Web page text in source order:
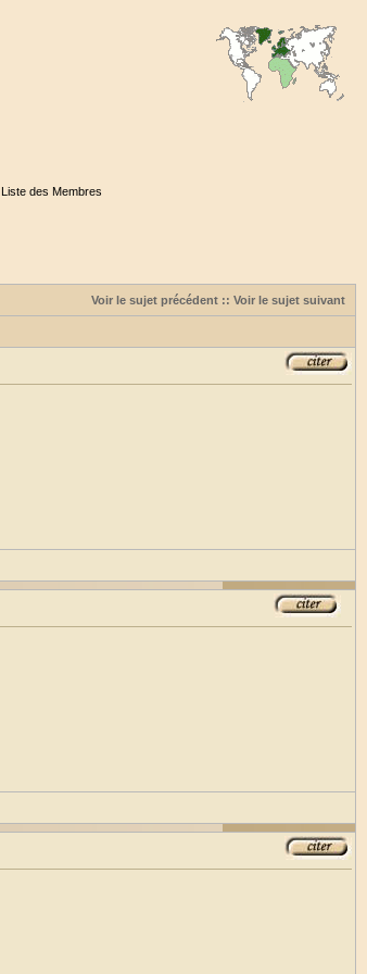
Liste des Membres
Voir le sujet précédent :: Voir le sujet suivant